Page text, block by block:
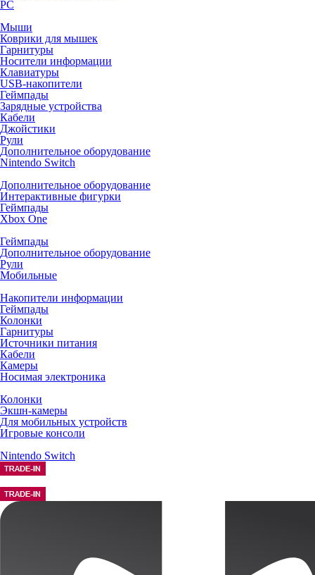
PC
Мыши
Коврики для мышек
Гарнитуры
Носители информации
Клавиатуры
USB-накопители
Геймпады
Зарядные устройства
Кабели
Джойстики
Рули
Дополнительное оборудование
Nintendo Switch
Дополнительное оборудование
Интерактивные фигурки
Геймпады
Xbox One
Геймпады
Дополнительное оборудование
Рули
Мобильные
Накопители информации
Геймпады
Колонки
Гарнитуры
Источники питания
Кабели
Камеры
Носимая электроника
Колонки
Экшн-камеры
Для мобильных устройств
Игровые консоли
Nintendo Switch